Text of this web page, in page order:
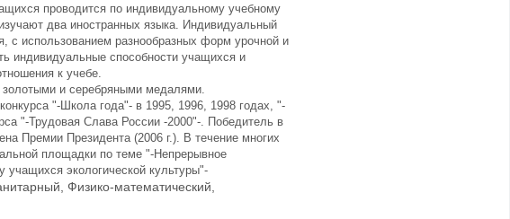
проводится по индивидуальному учебному
два иностранных языка. Индивидуальный
с использованием разнообразных форм урочной и
индивидуальные способности учащихся и
к учебе.
и серебряными медалями.
"-Школа года"- в 1995, 1996, 1998 годах, "-
"-Трудовая Слава России -2000"-. Победитель в
Премии Президента (2006 г.). В течение многих
площадки по теме "-Непрерывное
учащихся экологической культуры"-
Физико-математический,